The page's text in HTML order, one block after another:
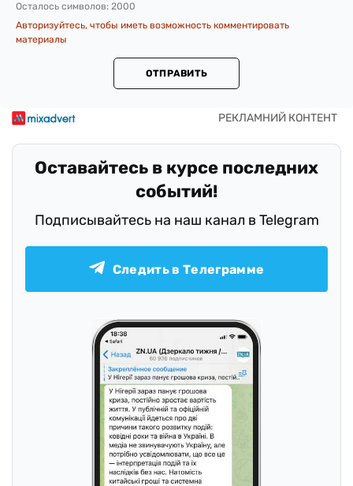
Осталось символов: 2000
Авторизуйтесь, чтобы иметь возможность комментировать
материалы
ОТПРАВИТЬ
Оставайтесь в курсе последних
событий!
Подписывайтесь на наш канал в Telegram
Следить в Телеграмме